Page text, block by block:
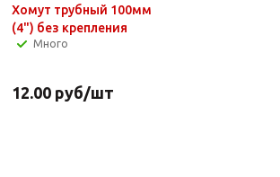
Хомут трубный 100мм
(4") без крепления
Много
12.00руб/шт